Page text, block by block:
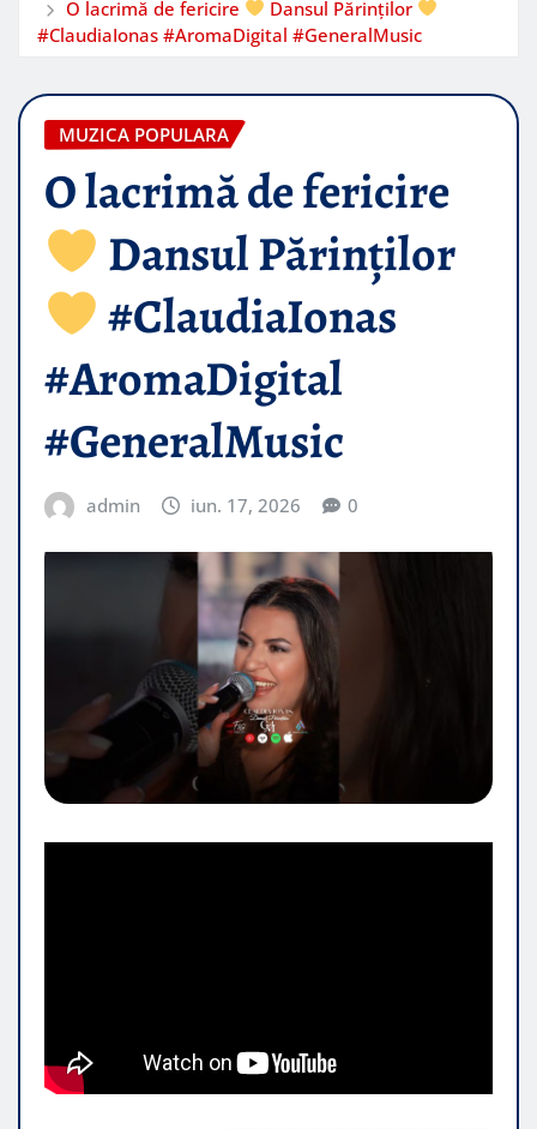
O lacrimă de fericire
Dansul Părinților
#ClaudiaIonas #AromaDigital #GeneralMusic
MUZICA POPULARA
O lacrimă de fericire
Dansul Părinților
#ClaudiaIonas
#AromaDigital
#GeneralMusic
admin iun. 17, 2026 0